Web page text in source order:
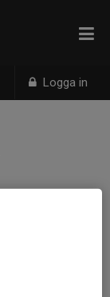
Logga in